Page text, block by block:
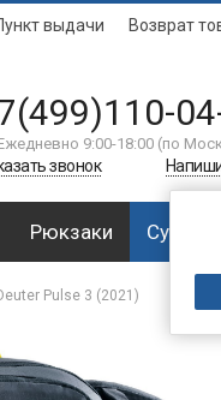
выдачи Возврат
9:00-18:00 (по
звонок
Рюкзаки Сумки
Pulse 3 (2021)